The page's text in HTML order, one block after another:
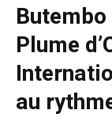
Plume
au